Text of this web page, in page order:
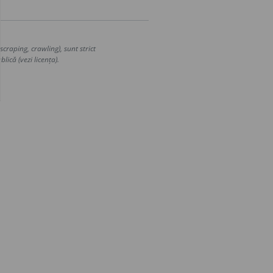
crawling), sunt strict
(vezi licența).